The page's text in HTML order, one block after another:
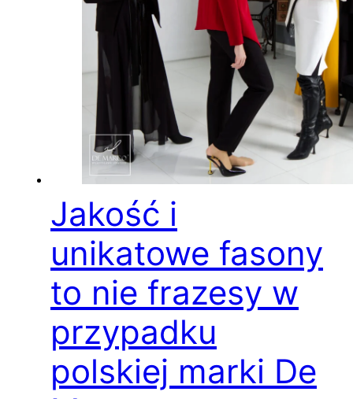
Jakość i
unikatowe fasony
to nie frazesy w
przypadku
polskiej marki De